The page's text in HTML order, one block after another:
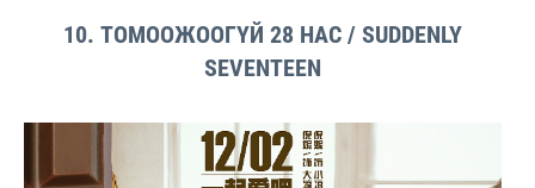
10. ТОМООЖООГҮЙ 28 НАС / SUDDENLY
SEVENTEEN